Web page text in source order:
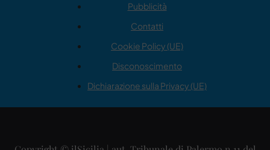
Pubblicità
Contatti
Cookie Policy (UE)
Disconoscimento
Dichiarazione sulla Privacy (UE)